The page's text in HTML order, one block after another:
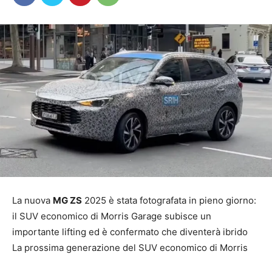
La nuova MG ZS 2025 è stata fotografata in pieno giorno:
il SUV economico di Morris Garage subisce un
importante lifting ed è confermato che diventerà ibrido
La prossima generazione del SUV economico di Morris